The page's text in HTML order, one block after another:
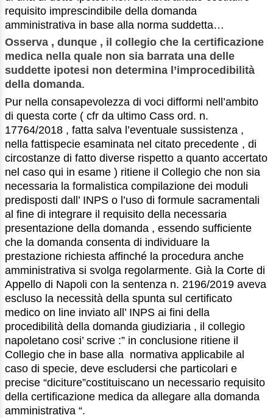
requisito imprescindibile della domanda
amministrativa in base alla norma suddetta…
Osserva , dunque , il collegio che la certificazione
medica nella quale non sia barrata una delle
suddette ipotesi non determina l’improcedibilità
della domanda.
Pur nella consapevolezza di voci difformi nell’ambito
di questa corte ( cfr da ultimo Cass ord. n.
17764/2018 , fatta salva l’eventuale sussistenza ,
nella fattispecie esaminata nel citato precedente , di
circostanze di fatto diverse rispetto a quanto accertato
nel caso qui in esame ) ritiene il Collegio che non sia
necessaria la formalistica compilazione dei moduli
predisposti dall’ INPS o l’uso di formule sacramentali
al fine di integrare il requisito della necessaria
presentazione della domanda , essendo sufficiente
che la domanda consenta di individuare la
prestazione richiesta affinché la procedura anche
amministrativa si svolga regolarmente. Già la Corte di
Appello di Napoli con la sentenza n. 2196/2019 aveva
escluso la necessità della spunta sul certificato
medico on line inviato all’ INPS ai fini della
procedibilità della domanda giudiziaria , il collegio
napoletano cosi’ scrive :” in conclusione ritiene il
Collegio che in base alla normativa applicabile al
caso di specie, deve escludersi che particolari e
precise “diciture”costituiscano un necessario requisito
della certificazione medica da allegare alla domanda
amministrativa “.